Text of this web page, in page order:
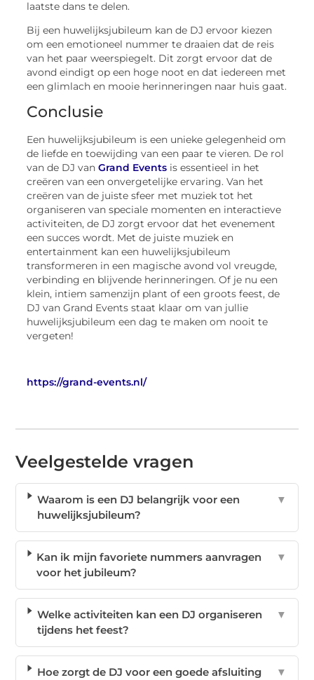
laatste dans te delen.
Bij een huwelijksjubileum kan de DJ ervoor kiezen
om een emotioneel nummer te draaien dat de reis
van het paar weerspiegelt. Dit zorgt ervoor dat de
avond eindigt op een hoge noot en dat iedereen met
een glimlach en mooie herinneringen naar huis gaat.
Conclusie
Een huwelijksjubileum is een unieke gelegenheid om
de liefde en toewijding van een paar te vieren. De rol
van de DJ vanGrand Events is essentieel in het
creëren van een onvergetelijke ervaring. Van het
creëren van de juiste sfeer met muziek tot het
organiseren van speciale momenten en interactieve
activiteiten, de DJ zorgt ervoor dat het evenement
een succes wordt. Met de juiste muziek en
entertainment kan een huwelijksjubileum
transformeren in een magische avond vol vreugde,
verbinding en blijvende herinneringen. Of je nu een
klein, intiem samenzijn plant of een groots feest, de
DJ van Grand Events staat klaar om van jullie
huwelijksjubileum een dag te maken om nooit te
vergeten!
https://grand-events.nl/
Veelgestelde vragen
Waarom is een DJ belangrijk voor een
huwelijksjubileum?
▼
Kan ik mijn favoriete nummers aanvragen
voor het jubileum?
▼
Welke activiteiten kan een DJ organiseren
tijdens het feest?
▼
Hoe zorgt de DJ voor een goede afsluiting
▼